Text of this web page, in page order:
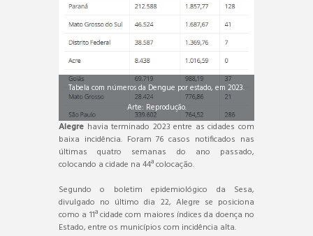
Tabela com números da Dengue por estado, em 2023.
Arte: Reprodução.
Alegre havia terminado 2023 entre as cidades com
baixa incidência. Foram 76 casos notificados nas
últimas quatro semanas do ano passado,
colocando a cidade na 44ª colocação.
Segundo o boletim epidemiológico da Sesa,
divulgado no último dia 22, Alegre se posiciona
como a 11ª cidade com maiores índices da doença no
Estado, entre os municípios com incidência alta.